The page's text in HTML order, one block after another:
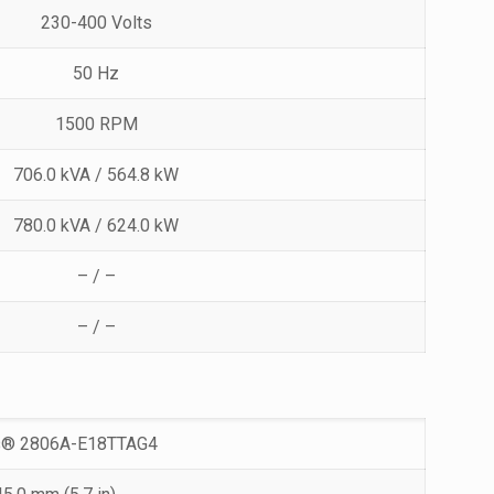
230-400 Volts
50 Hz
1500 RPM
706.0 kVA / 564.8 kW
780.0 kVA / 624.0 kW
– / –
– / –
2806A-E18TTAG4